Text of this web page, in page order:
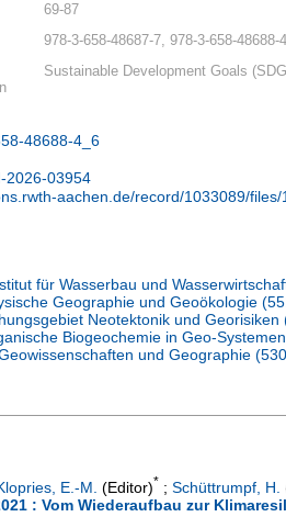
69-87
978-3-658-48687-7, 978-3-658-48688-4
Sustainable Development Goals
48688-4_6
2026-03954
aachen.de/record/1033089/
für Wasserbau und
Geographie und Geoökologie
Neotektonik und Georisiken
Biogeochemie in Geo-
und Geographie
E.-M. (Editor)* ; Schüttrumpf, H.
: Vom Wiederaufbau zur